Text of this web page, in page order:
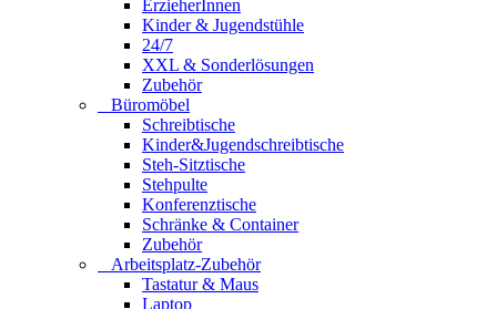
ErzieherInnen
Kinder & Jugendstühle
24/7
XXL & Sonderlösungen
Zubehör
Büromöbel
Schreibtische
Kinder&Jugendschreibtische
Steh-Sitztische
Stehpulte
Konferenztische
Schränke & Container
Zubehör
Arbeitsplatz-Zubehör
Tastatur & Maus
Laptop